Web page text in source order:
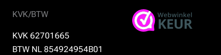
KVK/BTW
KVK 62701665
BTW NL 854924954B01